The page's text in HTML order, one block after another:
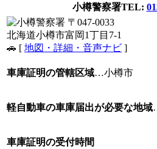
小樽警察署TEL:
〒047-0033
北海道小樽市富岡1丁目7-1
🚗 [ 地図・詳細・音声ナビ ]
車庫証明の管轄区域…小樽市
軽自動車の車庫届出が必要な地域
車庫証明の受付時間